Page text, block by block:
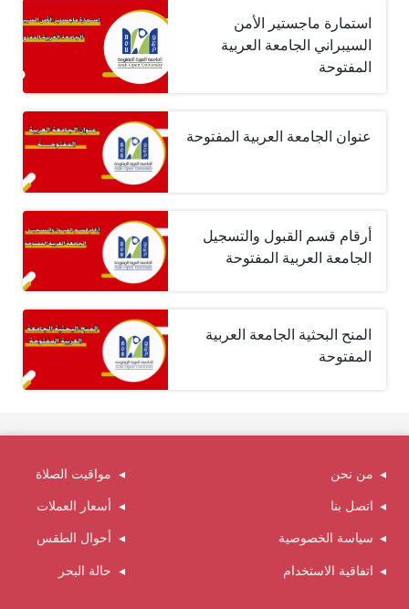
استمارة ماجستير الأمن
السيبراني الجامعة العربية
المفتوحة
عنوان الجامعة العربية المفتوحة
أرقام قسم القبول والتسجيل
الجامعة العربية المفتوحة
المنح البحثية الجامعة العربية
المفتوحة
من نحن
اتصل بنا
سياسة الخصوصية
اتفاقية الاستخدام
مواقيت الصلاة
أسعار العملات
أحوال الطقس
حالة البحر